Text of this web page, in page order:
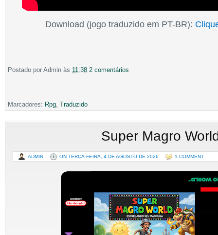
Download (jogo traduzido em PT-BR):
Postado por Admin às 11:38 2 comentários
Marcadores: Rpg, Traduzido
Super Magro
ADMIN ON TERÇA-FEIRA, 4 DE AGOSTO DE 2026 1 COMMENT